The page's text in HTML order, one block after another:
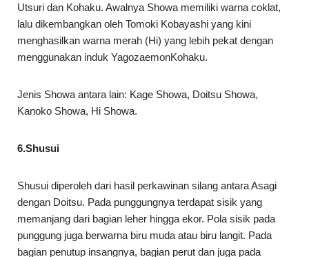
Utsuri dan Kohaku. Awalnya Showa memiliki warna coklat,
lalu dikembangkan oleh Tomoki Kobayashi yang kini
menghasilkan warna merah (Hi) yang lebih pekat dengan
menggunakan induk YagozaemonKohaku.
Jenis Showa antara lain: Kage Showa, Doitsu Showa,
Kanoko Showa, Hi Showa.
6.Shusui
Shusui diperoleh dari hasil perkawinan silang antara Asagi
dengan Doitsu. Pada punggungnya terdapat sisik yang
memanjang dari bagian leher hingga ekor. Pola sisik pada
punggung juga berwarna biru muda atau biru langit. Pada
bagian penutup insangnya, bagian perut dan juga pada